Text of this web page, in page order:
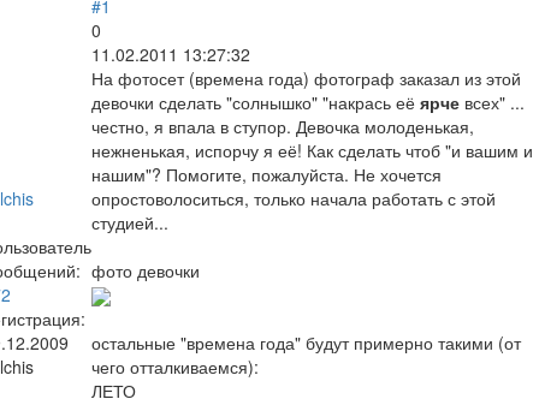
#1
0
11.02.2011 13:27:32
На фотосет (времена года) фотограф заказал из этой
девочки сделать "солнышко" "накрась её ярче всех" ...
честно, я впала в ступор. Девочка молоденькая,
нежненькая, испорчу я её! Как сделать чтоб "и вашим и
нашим"? Помогите, пожалуйста. Не хочется
опростоволоситься, только начала работать с этой
студией...
фото девочки
остальные "времена года" будут примерно такими (от
чего отталкиваемся):
ЛЕТО